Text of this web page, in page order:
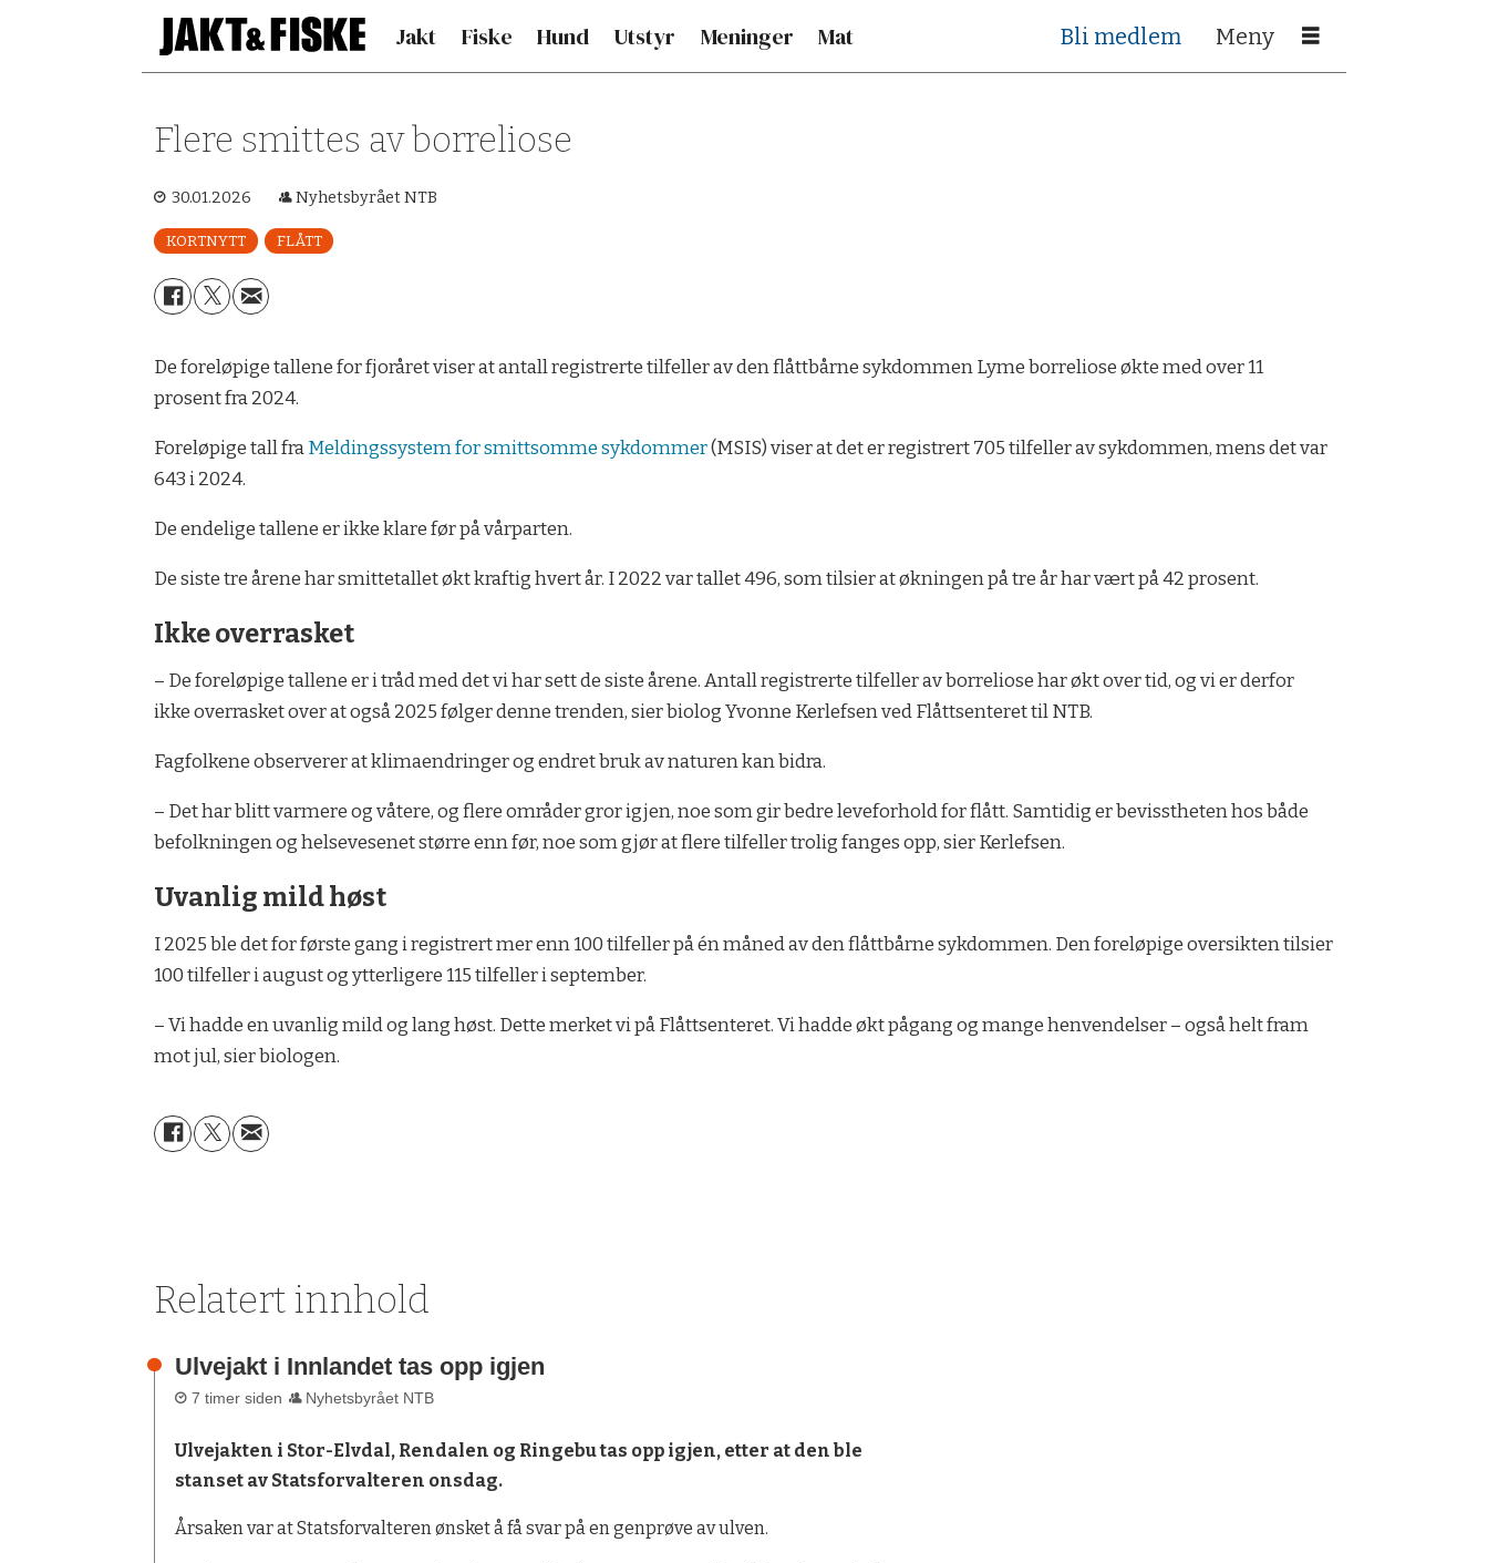
Jakt Fiske Hund Utstyr Meninger Mat Bli medlem
Flere smittes av borreliose
30.01.2026 Nyhetsbyrået NTB
KORTNYTT FLÅTT
De foreløpige tallene for fjoråret viser at antall registrerte tilfeller av den flåttbårne sykdommen Lyme borreliose økte med over 11
prosent fra 2024.
Foreløpige tall fraMeldingssystem for smittsomme sykdommer(MSIS) viser at det er registrert 705 tilfeller av sykdommen, mens det var
643 i 2024.
De endelige tallene er ikke klare før på vårparten.
De siste tre årene har smittetallet økt kraftig hvert år. I 2022 var tallet 496, som tilsier at økningen på tre år har vært på 42 prosent.
Ikke overrasket
– De foreløpige tallene er i tråd med det vi har sett de siste årene. Antall registrerte tilfeller av borreliose har økt over tid, og vi er derfor
ikke overrasket over at også 2025 følger denne trenden, sier biolog Yvonne Kerlefsen ved Flåttsenteret til NTB.
Fagfolkene observerer at klimaendringer og endret bruk av naturen kan bidra.
– Det har blitt varmere og våtere, og flere områder gror igjen, noe som gir bedre leveforhold for flått. Samtidig er bevisstheten hos både
befolkningen og helsevesenet større enn før, noe som gjør at flere tilfeller trolig fanges opp, sier Kerlefsen.
Uvanlig mild høst
I 2025 ble det for første gang i registrert mer enn 100 tilfeller på én måned av den flåttbårne sykdommen. Den foreløpige oversikten tilsier
100 tilfeller i august og ytterligere 115 tilfeller i september.
– Vi hadde en uvanlig mild og lang høst. Dette merket vi på Flåttsenteret. Vi hadde økt pågang og mange henvendelser – også helt fram
mot jul, sier biologen.
Relatert innhold
Ulvejakt i Innlandet tas opp igjen
7 timer siden Nyhetsbyrået NTB
Ulvejakten i Stor-Elvdal, Rendalen og Ringebu tas opp igjen, etter at den ble
stanset av Statsforvalteren onsdag.
Årsaken var at Statsforvalteren ønsket å få svar på en genprøve av ulven.